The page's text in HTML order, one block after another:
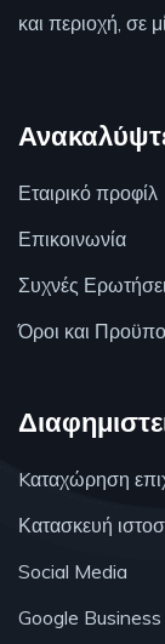
και περιοχή, σε
Εταιρικό προφίλ
Επικοινωνία
Συχνές
Όροι και
Kαταχώρηση
Κατασκευή
Social Media
Google